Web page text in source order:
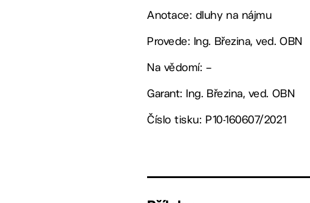
Anotace: dluhy na nájmu
Provede: Ing. Březina, ved. OBN
Na vědomí: –
Garant: Ing. Březina, ved. OBN
Číslo tisku: P10-160607/2021